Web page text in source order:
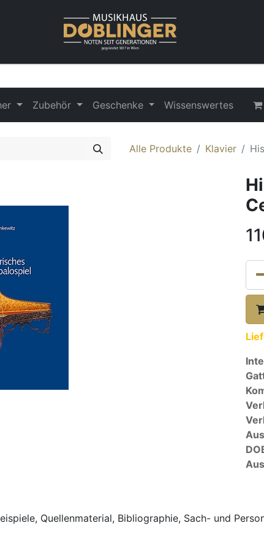
Zubehör Geschenke Wissenswertes
Alle Produkte Klavier
Quellenmaterial, Bibliographie, Sach- und